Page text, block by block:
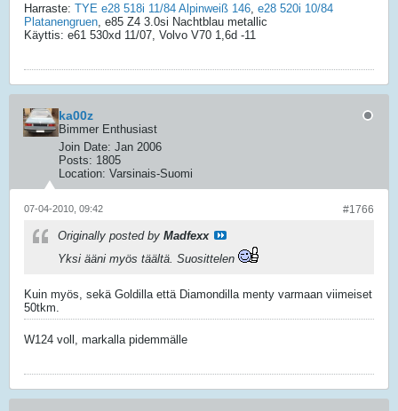
Harraste: TYE e28 518i 11/84 Alpinweiß 146 e28 520i 10/84
Platanengruen , e85 Z4 3.0si Nachtblau metallic
Käyttis: e61 530xd 11/07, Volvo V70 1,6d -11
ka00z
Bimmer Enthusiast
Join Date: Jan 2006
Posts: 1805
Location: Varsinais-Suomi
#1766
07-04-2010, 09:42
Originally posted by Madfexx
Yksi ääni myös täältä. Suosittelen
Kuin myös, sekä Goldilla että Diamondilla menty varmaan viimeiset
50tkm.
W124 voll, markalla pidemmälle